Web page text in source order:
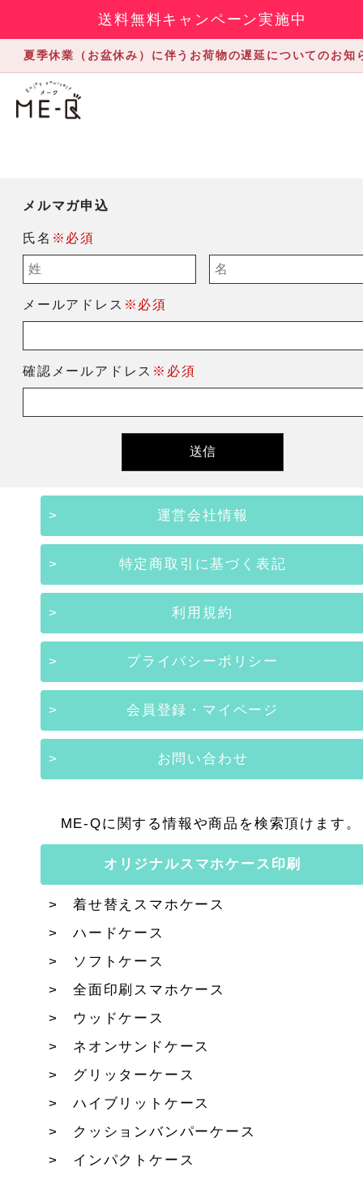
送料無料キャンペーン実施中
夏季休業（お盆休み）に伴うお荷物の遅延についてのお知
メルマガ申込
氏名 ※必須
メールアドレス ※必須
確認メールアドレス ※必須
運営会社情報
特定商取引に基づく表記
利用規約
プライバシーポリシー
会員登録・マイページ
お問い合わせ
ME-Qに関する情報や商品を検索頂けます。
オリジナルスマホケース印刷
着せ替えスマホケース
ハードケース
ソフトケース
全面印刷スマホケース
ウッドケース
ネオンサンドケース
グリッターケース
ハイブリットケース
クッションバンパーケース
インパクトケース